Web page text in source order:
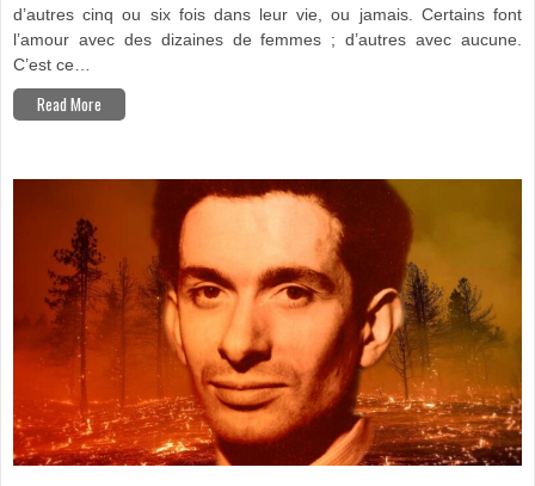
d’autres cinq ou six fois dans leur vie, ou jamais. Certains font
l’amour avec des dizaines de femmes ; d’autres avec aucune.
C’est ce…
Read More